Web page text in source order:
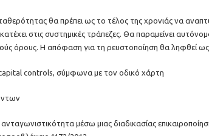
θα πρέπει ως το τέλος της χρονιάς να
στις συστημικές τράπεζες. Θα παραμείνει
όρους. Η απόφαση για τη ρευστοποίηση θα ληφθεί
controls, σύμφωνα με τον οδικό χάρτη
μέσω μιας διαδικασίας